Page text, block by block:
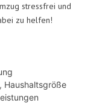
stressfrei und
zu helfen!
Haushaltsgröße